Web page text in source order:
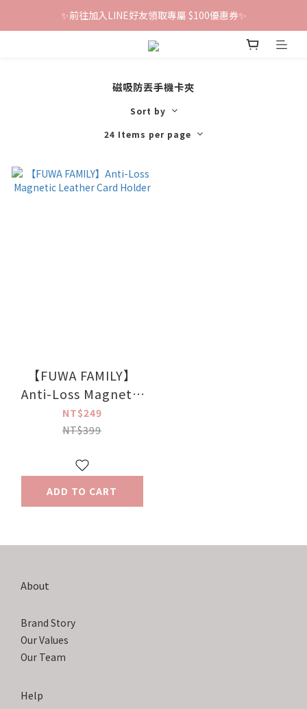
鐵粉群開張！限時加入贈100折價券🎀
✨前往加入LINE好友領取專屬 $100優惠券✨
鐵粉群開張！限時加入贈100折價券🎀
磁吸防丟手機卡夾
Sort by
24 Items per page
【FUWA FAMILY】
Anti-Loss Magnetic
Leather Card Holder
NT$249
NT$399
ADD TO CART
About
Brand Story
Our Values
Our Team
Help